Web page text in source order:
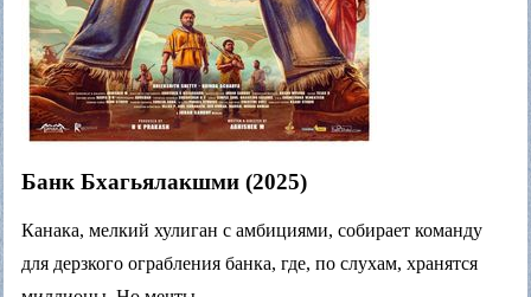
Банк Бхагьялакшми (2025)
Канака, мелкий хулиган с амбициями, собирает команду
для дерзкого ограбления банка, где, по слухам, хранятся